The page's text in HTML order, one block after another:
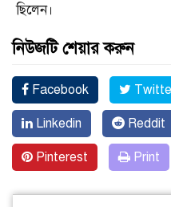
ছিলেন।
নিউজটি শেয়ার করুন
Facebook
Linkedin Reddit
Pinterest Print